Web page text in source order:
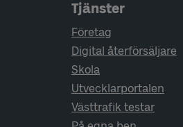
Tjänster
Företag
Digital återförsäljare
Skola
Utvecklarportalen
Västtrafik testar